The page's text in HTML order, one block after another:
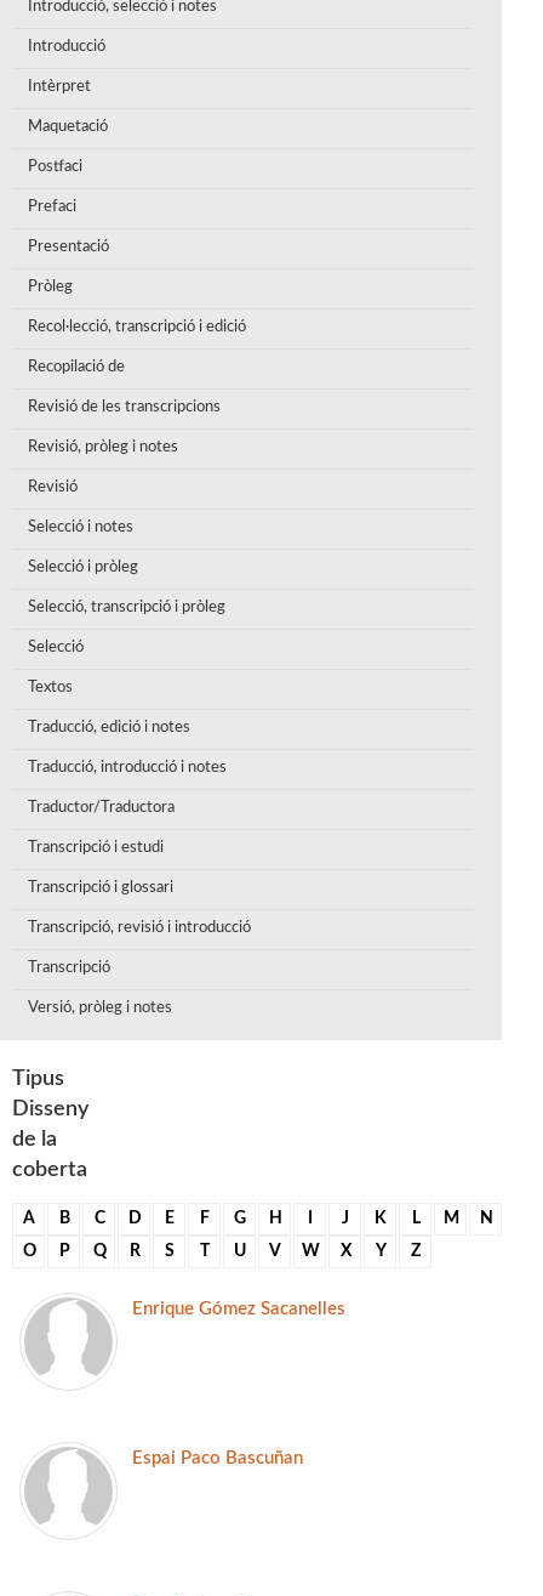
Introducció, selecció i notes
Introducció
Intèrpret
Maquetació
Postfaci
Prefaci
Presentació
Pròleg
Recol·lecció, transcripció i edició
Recopilació de
Revisió de les transcripcions
Revisió, pròleg i notes
Revisió
Selecció i notes
Selecció i pròleg
Selecció, transcripció i pròleg
Selecció
Textos
Traducció, edició i notes
Traducció, introducció i notes
Traductor/Traductora
Transcripció i estudi
Transcripció i glossari
Transcripció, revisió i introducció
Transcripció
Versió, pròleg i notes
Tipus
Disseny
de la
coberta
A B C D E F G H J K L M
N
O
P Q R S T U V W X Y Z
Enrique Gómez Sacanelles
Espai Paco Bascuñan